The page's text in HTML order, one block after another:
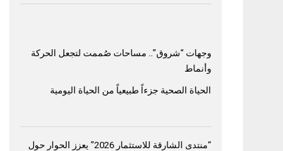
وجهات “شروق”.. مساحات صُممت لتجعل الحركة
وأنماط
الحياة الصحية جزءاً طبيعياً من الحياة اليومية
“منتدى الشارقة للاستثمار 2026” يعزز الحوار حول